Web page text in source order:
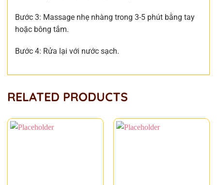
Bước 3: Massage nhẹ nhàng trong 3-5 phút bằng tay
hoặc bông tắm.
Bước 4: Rửa lại với nước sạch.
RELATED PRODUCTS